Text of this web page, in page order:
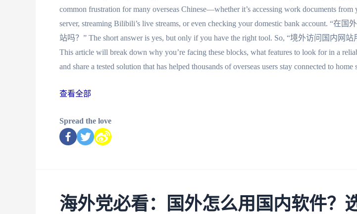
common frustration for many overseas Chinese—whether it’s accessing work documents from
server, streaming Bilibili’s live streams, or even checking your domestic bank account. “在
站吗？” The short answer is yes, but only if you have the right tool. So, “境外访问国内网
This article will break down why you’re facing these blocks, what features to look for in a
and share a tested solution that has helped thousands of overseas users stay connected to home
查看全部
Spread the love
海外党必看：国外怎么用国内软件？